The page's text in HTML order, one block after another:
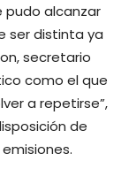
pudo alcanzar
ser distinta ya
secretario
como el que
a repetirse”,
de